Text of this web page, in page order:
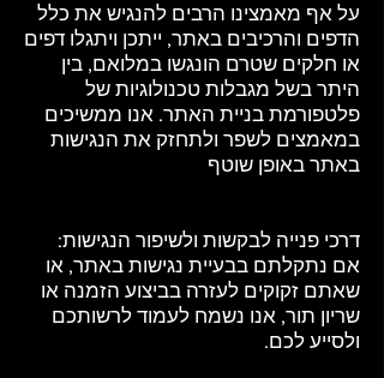
על אף מאמצינו הרבים להנגיש את כלל
הדפים והרכיבים באתר, ייתכן ויתגלו דפים
או חלקים שטרם הונגשו במלואם, בין
היתר בשל מגבלות טכנולוגיות של
פלטפורמת בניית האתר. אנו ממשיכים
במאמצים לשפר ולתחזק את הנגישות
באתר באופן שוטף
דרכי פנייה לבקשות ולשיפור הנגישות:
אם נתקלתם בבעיית נגישות באתר, או
שאתם זקוקים לעזרה בביצוע הזמנה או
שריון תור, אנו נשמח לעמוד לרשותכם
ולסייע לכם.